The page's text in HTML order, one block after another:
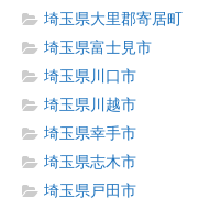
埼玉県大里郡寄居町
埼玉県富士見市
埼玉県川口市
埼玉県川越市
埼玉県幸手市
埼玉県志木市
埼玉県戸田市